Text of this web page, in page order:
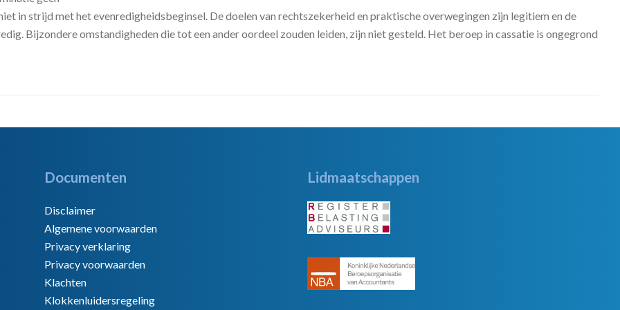
in strijd met het evenredigheidsbeginsel. De doelen van rechtszekerheid en praktische overwegingen zijn legitiem en de
Bijzondere omstandigheden die tot een ander oordeel zouden leiden, zijn niet gesteld. Het beroep in cassatie is ongegrond
Documenten
Disclaimer
Algemene voorwaarden
Privacy verklaring
Privacy voorwaarden
Klachten
Klokkenluidersregeling
Lidmaatschappen